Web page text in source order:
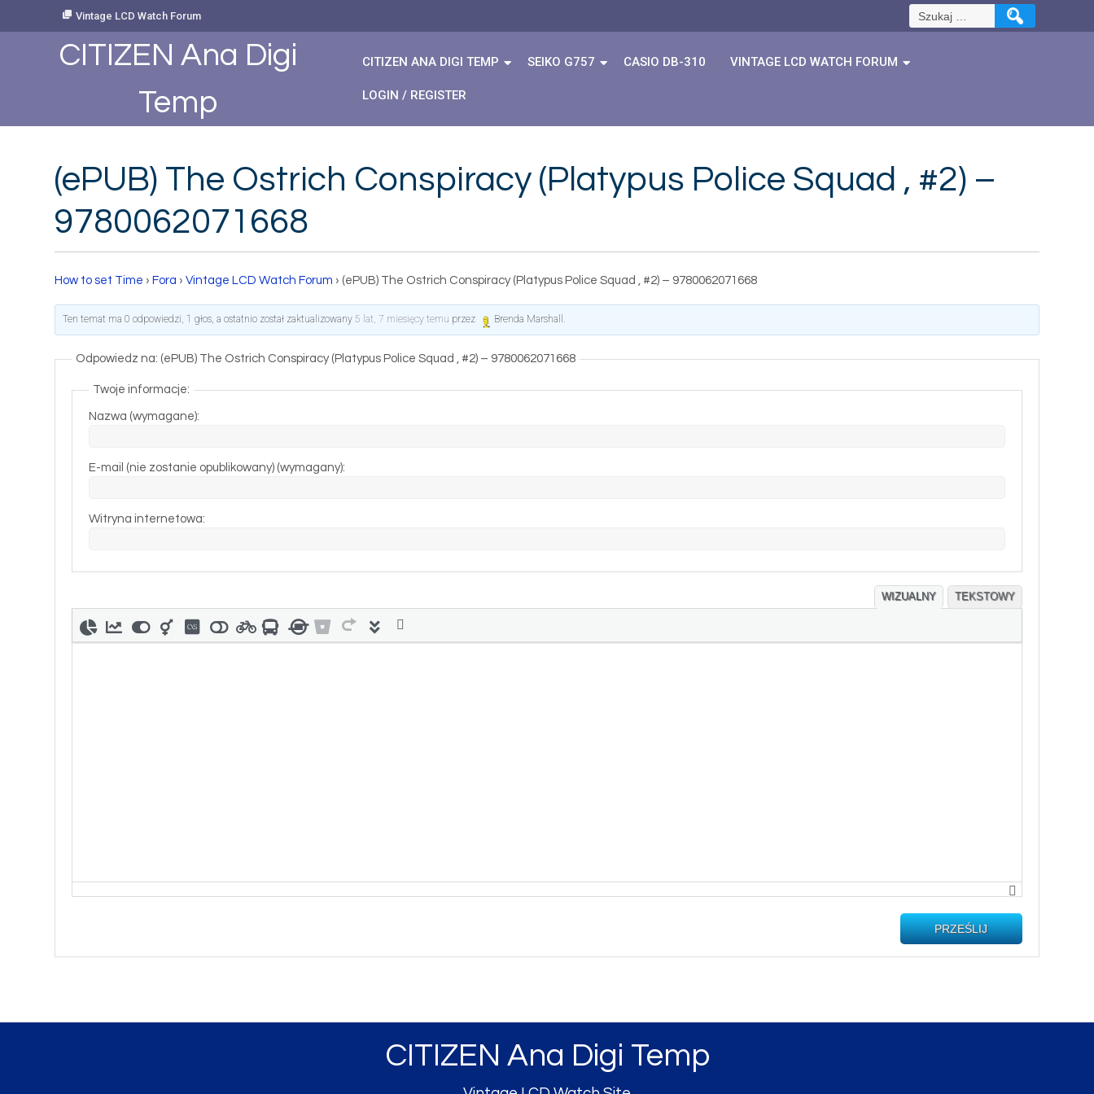
Vintage LCD Watch Forum Szukaj:
CITIZEN Ana Digi
Temp
CITIZEN ANA DIGI TEMP SEIKO G757 CASIO DB-310 VINTAGE LCD WATCH FORUM
LOGIN / REGISTER
(ePUB) The Ostrich Conspiracy (Platypus Police Squad , #2) –
9780062071668
How to set Time › Fora › Vintage LCD Watch Forum › (ePUB) The Ostrich Conspiracy (Platypus Police Squad , #2) – 9780062071668
Ten temat ma 0 odpowiedzi, 1 głos, a ostatnio został zaktualizowany 5 lat, 7 miesięcy temu przez Brenda Marshall .
Odpowiedz na: (ePUB) The Ostrich Conspiracy (Platypus Police Squad , #2) – 9780062071668
Twoje informacje:
Nazwa (wymagane):
E-mail (nie zostanie opublikowany) (wymagany):
Witryna internetowa:
WIZUALNY TEKSTOWY
PRZEŚLIJ
CITIZEN Ana Digi Temp